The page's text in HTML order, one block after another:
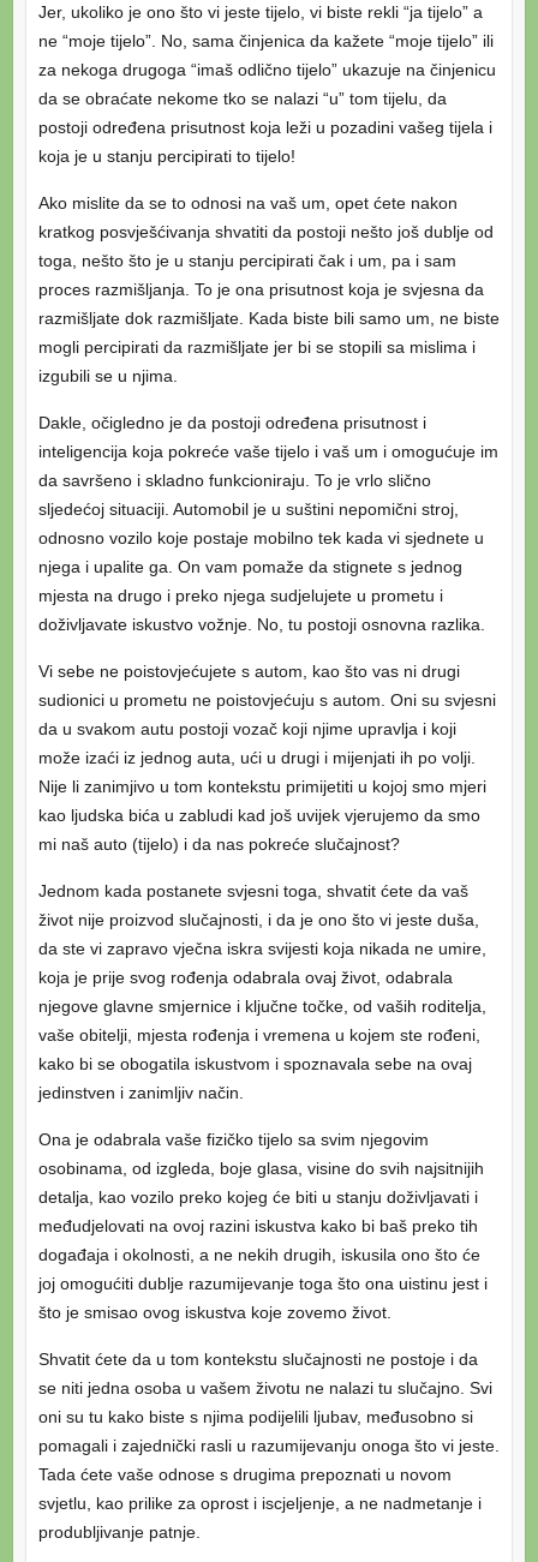
Jer, ukoliko je ono što vi jeste tijelo, vi biste rekli “ja tijelo” a
ne “moje tijelo”. No, sama činjenica da kažete “moje tijelo” ili
za nekoga drugoga “imaš odlično tijelo” ukazuje na činjenicu
da se obraćate nekome tko se nalazi “u” tom tijelu, da
postoji određena prisutnost koja leži u pozadini vašeg tijela i
koja je u stanju percipirati to tijelo!
Ako mislite da se to odnosi na vaš um, opet ćete nakon
kratkog posvješćivanja shvatiti da postoji nešto još dublje od
toga, nešto što je u stanju percipirati čak i um, pa i sam
proces razmišljanja. To je ona prisutnost koja je svjesna da
razmišljate dok razmišljate. Kada biste bili samo um, ne biste
mogli percipirati da razmišljate jer bi se stopili sa mislima i
izgubili se u njima.
Dakle, očigledno je da postoji određena prisutnost i
inteligencija koja pokreće vaše tijelo i vaš um i omogućuje im
da savršeno i skladno funkcioniraju. To je vrlo slično
sljedećoj situaciji. Automobil je u suštini nepomični stroj,
odnosno vozilo koje postaje mobilno tek kada vi sjednete u
njega i upalite ga. On vam pomaže da stignete s jednog
mjesta na drugo i preko njega sudjelujete u prometu i
doživljavate iskustvo vožnje. No, tu postoji osnovna razlika.
Vi sebe ne poistovjećujete s autom, kao što vas ni drugi
sudionici u prometu ne poistovjećuju s autom. Oni su svjesni
da u svakom autu postoji vozač koji njime upravlja i koji
može izaći iz jednog auta, ući u drugi i mijenjati ih po volji.
Nije li zanimjivo u tom kontekstu primijetiti u kojoj smo mjeri
kao ljudska bića u zabludi kad još uvijek vjerujemo da smo
mi naš auto (tijelo) i da nas pokreće slučajnost?
Jednom kada postanete svjesni toga, shvatit ćete da vaš
život nije proizvod slučajnosti, i da je ono što vi jeste duša,
da ste vi zapravo vječna iskra svijesti koja nikada ne umire,
koja je prije svog rođenja odabrala ovaj život, odabrala
njegove glavne smjernice i ključne točke, od vaših roditelja,
vaše obitelji, mjesta rođenja i vremena u kojem ste rođeni,
kako bi se obogatila iskustvom i spoznavala sebe na ovaj
jedinstven i zanimljiv način.
Ona je odabrala vaše fizičko tijelo sa svim njegovim
osobinama, od izgleda, boje glasa, visine do svih najsitnijih
detalja, kao vozilo preko kojeg će biti u stanju doživljavati i
međudjelovati na ovoj razini iskustva kako bi baš preko tih
događaja i okolnosti, a ne nekih drugih, iskusila ono što će
joj omogućiti dublje razumijevanje toga što ona uistinu jest i
što je smisao ovog iskustva koje zovemo život.
Shvatit ćete da u tom kontekstu slučajnosti ne postoje i da
se niti jedna osoba u vašem životu ne nalazi tu slučajno. Svi
oni su tu kako biste s njima podijelili ljubav, međusobno si
pomagali i zajednički rasli u razumijevanju onoga što vi jeste.
Tada ćete vaše odnose s drugima prepoznati u novom
svjetlu, kao prilike za oprost i iscjeljenje, a ne nadmetanje i
produbljivanje patnje.